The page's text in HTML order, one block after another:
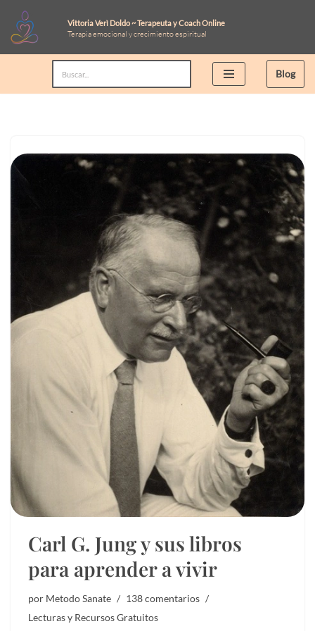
Saltar
al
Vittoria Verì Doldo ~ Terapeuta y Coach Online
Terapia emocional y crecimiento espiritual
Blog
Carl G. Jung y sus libros
para aprender a vivir
por Metodo Sanate
138 comentarios
Lecturas y Recursos Gratuitos